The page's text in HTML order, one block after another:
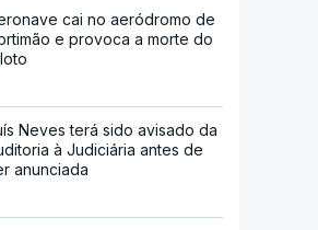
cai no aeródromo de
e provoca a morte do
Neves terá sido avisado da
à Judiciária antes de
anunciada